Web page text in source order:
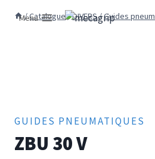
Menu
/Catalogue/DIVERS/Guides
GUIDES PNEUMATIQUES
ZBU 30 V